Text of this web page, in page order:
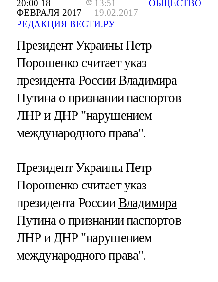
20:00 18
ФЕВРАЛЯ 2017
13:51
19.02.2017
РЕДАКЦИЯ ВЕСТИ.РУ
ОБЩЕСТВО
Президент Украины Петр
Порошенко считает указ
президента России Владимира
Путина о признании паспортов
ЛНР и ДНР "нарушением
международного права".
Президент Украины Петр
Порошенко считает указ
президента РоссииВладимира
Путинао признании паспортов
ЛНР и ДНР "нарушением
международного права".